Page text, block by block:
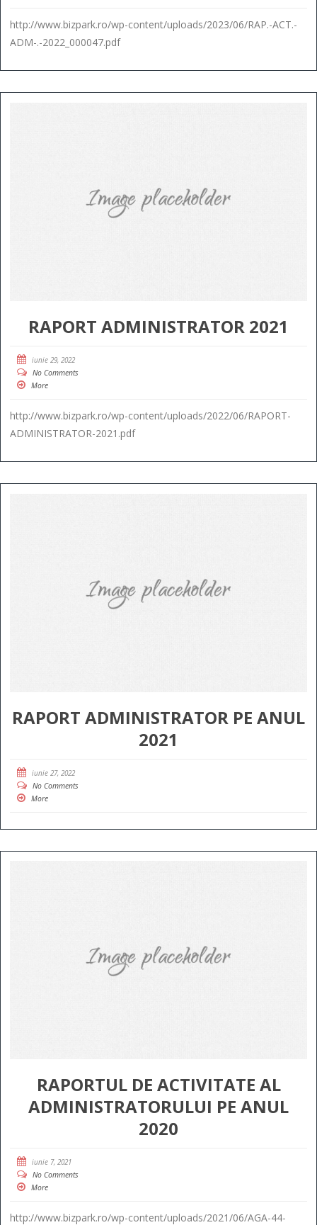
http://www.bizpark.ro/wp-content/uploads/2023/06/RAP.-ACT.-
ADM-.-2022_000047.pdf
RAPORT ADMINISTRATOR 2021
iunie 29, 2022
No Comments
More
http://www.bizpark.ro/wp-content/uploads/2022/06/RAPORT-
ADMINISTRATOR-2021.pdf
RAPORT ADMINISTRATOR PE ANUL
2021
iunie 27, 2022
No Comments
More
RAPORTUL DE ACTIVITATE AL
ADMINISTRATORULUI PE ANUL
2020
iunie 7, 2021
No Comments
More
http://www.bizpark.ro/wp-content/uploads/2021/06/AGA-44-